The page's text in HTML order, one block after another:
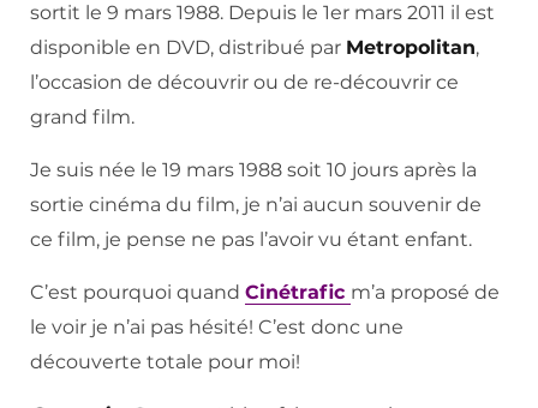
sortit le 9 mars 1988. Depuis le 1er mars 2011 il est
disponible en DVD, distribué par Metropolitan,
l’occasion de découvrir ou de re-découvrir ce
grand film.
Je suis née le 19 mars 1988 soit 10 jours après la
sortie cinéma du film, je n’ai aucun souvenir de
ce film, je pense ne pas l’avoir vu étant enfant.
C’est pourquoi quand Cinétrafic m’a proposé de
le voir je n’ai pas hésité! C’est donc une
découverte totale pour moi!